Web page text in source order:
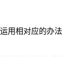
用相对应的办法